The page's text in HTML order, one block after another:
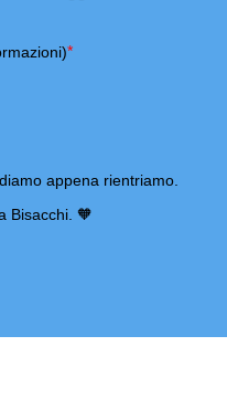
*
appena rientriamo.
Bisacchi. 🧡